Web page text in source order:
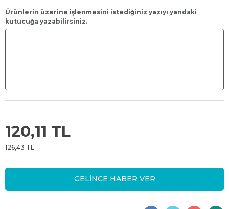
Ürünlerin üzerine işlenmesini istediğiniz yazıyı yandaki
kutucuğa yazabilirsiniz.
120,11 TL
126,43 TL
GELİNCE HABER VER